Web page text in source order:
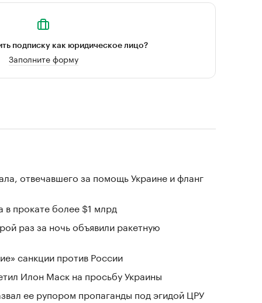
подписку как юридическое лицо?
Заполните форму
отвечавшего за помощь Украине и фланг
прокате более $1 млрд
раз за ночь объявили ракетную
санкции против России
Илон Маск на просьбу Украины
ее рупором пропаганды под эгидой ЦРУ